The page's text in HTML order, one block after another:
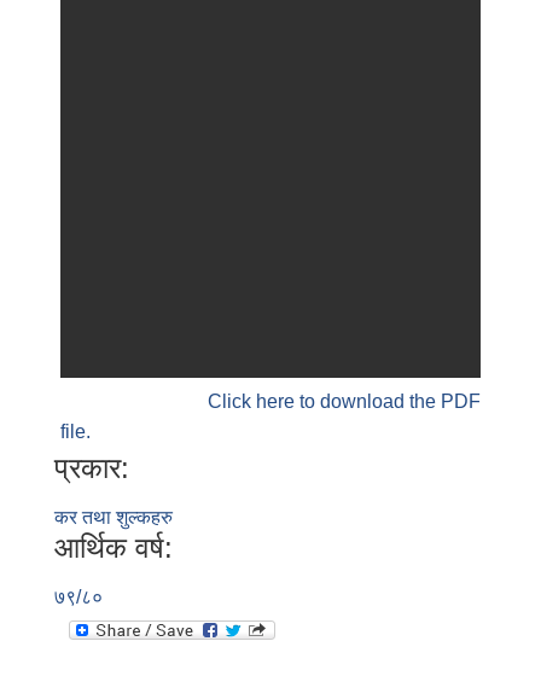
Click here to download the PDF
file.
प्रकार:
कर तथा शुल्कहरु
आर्थिक वर्ष:
७९/८०